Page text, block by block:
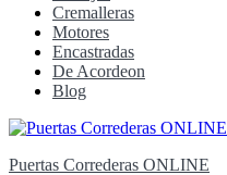
Cremalleras
Motores
Encastradas
De Acordeon
Blog
Puertas Correderas ONLINE